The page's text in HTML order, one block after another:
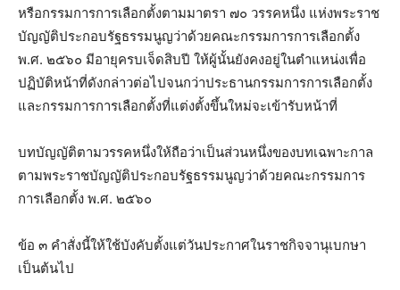
หรือกรรมการการเลือกตั้งตามมาตรา ๗๐ วรรคหนึ่ง แห่งพระราช
บัญญัติประกอบรัฐธรรมนูญว่าด้วยคณะกรรมการการเลือกตั้ง
พ.ศ. ๒๕๖๐ มีอายุครบเจ็ดสิบปี ให้ผู้นั้นยังคงอยู่ในตําแหน่งเพื่อ
ปฏิบัติหน้าที่ดังกล่าวต่อไปจนกว่าประธานกรรมการการเลือกตั้ง
และกรรมการการเลือกตั้งที่แต่งตั้งขึ้นใหม่จะเข้ารับหน้าที่
บทบัญญัติตามวรรคหนึ่งให้ถือว่าเป็นส่วนหนึ่งของบทเฉพาะกาล
ตามพระราชบัญญัติประกอบรัฐธรรมนูญว่าด้วยคณะกรรมการ
การเลือกตั้ง พ.ศ. ๒๕๖๐
ข้อ ๓ คําสั่งนี้ให้ใช้บังคับตั้งแต่วันประกาศในราชกิจจานุเบกษา
เป็นต้นไป